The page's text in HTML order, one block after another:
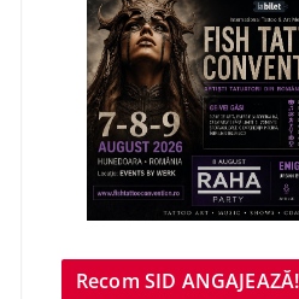
Recom SID ANGAJEAZĂ!